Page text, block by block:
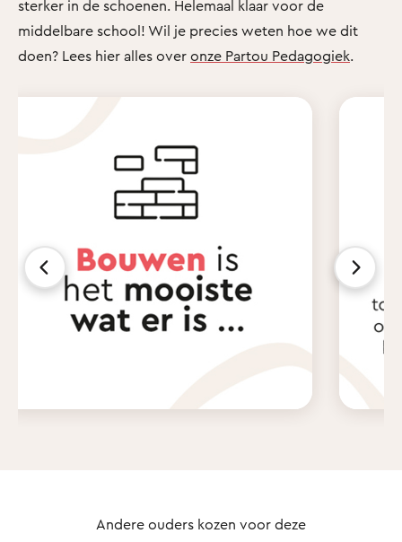
sterker in de schoenen. Helemaal klaar voor de
middelbare school! Wil je precies weten hoe we dit
doen? Lees hier alles over onze Partou Pedagogiek.
Andere ouders kozen voor deze